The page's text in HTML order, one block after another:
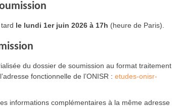
le lundi 1er juin 2026 à 17h (heure de Paris).
du dossier de soumission au format traitement
fonctionnelle de l’ONISR : etudes-onisr-
informations complémentaires à la même adresse